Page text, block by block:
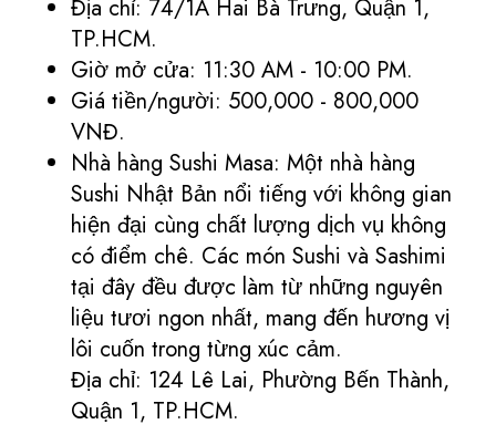
Địa chỉ: 74/1A Hai Bà Trưng, Quận 1,
TP.HCM.
Giờ mở cửa: 11:30 AM - 10:00 PM.
Giá tiền/người: 500,000 - 800,000
VNĐ.
Nhà hàng Sushi Masa: Một nhà hàng
Sushi Nhật Bản nổi tiếng với không gian
hiện đại cùng chất lượng dịch vụ không
có điểm chê. Các món Sushi và Sashimi
tại đây đều được làm từ những nguyên
liệu tươi ngon nhất, mang đến hương vị
lôi cuốn trong từng xúc cảm.
Địa chỉ: 124 Lê Lai, Phường Bến Thành,
Quận 1, TP.HCM.